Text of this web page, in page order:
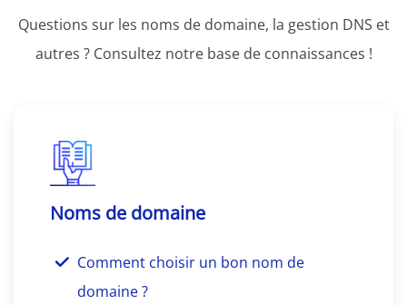
Questions sur les noms de domaine, la gestion DNS et
autres ? Consultez notre base de connaissances !
Noms de domaine
Comment choisir un bon nom de
domaine ?